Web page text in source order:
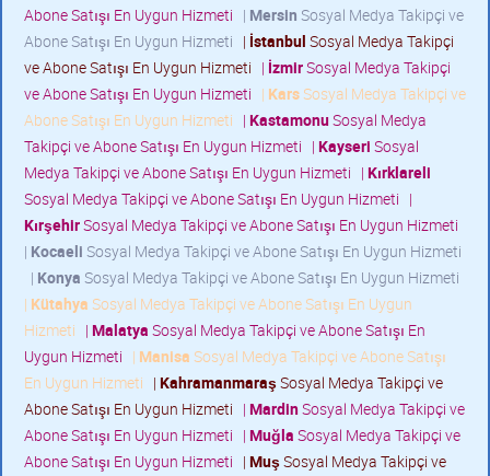
Abone Satışı En Uygun Hizmeti | Mersin Sosyal Medya Takipçi ve
Abone Satışı En Uygun Hizmeti | İstanbul Sosyal Medya Takipçi
ve Abone Satışı En Uygun Hizmeti | İzmirSosyal Medya Takipçi
ve Abone Satışı En Uygun Hizmeti | KarsSosyal Medya Takipçi ve
Abone Satışı En Uygun Hizmeti | KastamonuSosyal Medya
Takipçi ve Abone Satışı En Uygun Hizmeti | Kayseri Sosyal
Medya Takipçi ve Abone Satışı En Uygun Hizmeti | Kırklareli
Sosyal Medya Takipçi ve Abone Satışı En Uygun Hizmeti |
KırşehirSosyal Medya Takipçi ve Abone Satışı En Uygun Hizmeti
| Kocaeli Sosyal Medya Takipçi ve Abone Satışı En Uygun Hizmeti
| Konya Sosyal Medya Takipçi ve Abone Satışı En Uygun Hizmeti
| Kütahya Sosyal Medya Takipçi ve Abone Satışı En Uygun
Hizmeti | Malatya Sosyal Medya Takipçi ve Abone Satışı En
Uygun Hizmeti | Manisa Sosyal Medya Takipçi ve Abone Satışı
En Uygun Hizmeti | KahramanmaraşSosyal Medya Takipçi ve
Abone Satışı En Uygun Hizmeti | MardinSosyal Medya Takipçi ve
Abone Satışı En Uygun Hizmeti | Muğla Sosyal Medya Takipçi ve
Abone Satışı En Uygun Hizmeti | MuşSosyal Medya Takipçi ve